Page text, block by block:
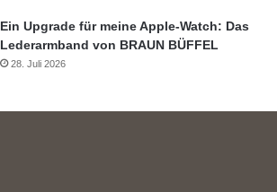
Ein Upgrade für meine Apple-Watch: Das
Lederarmband von BRAUN BÜFFEL
28. Juli 2026